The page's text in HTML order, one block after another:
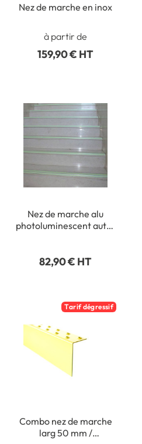
Nez de marche en inox
à partir de
159,90 € HT
Nez de marche alu
photoluminescent auto-
82,90 € HT
Tarif dégressif
Combo nez de marche
larg 50 mm /